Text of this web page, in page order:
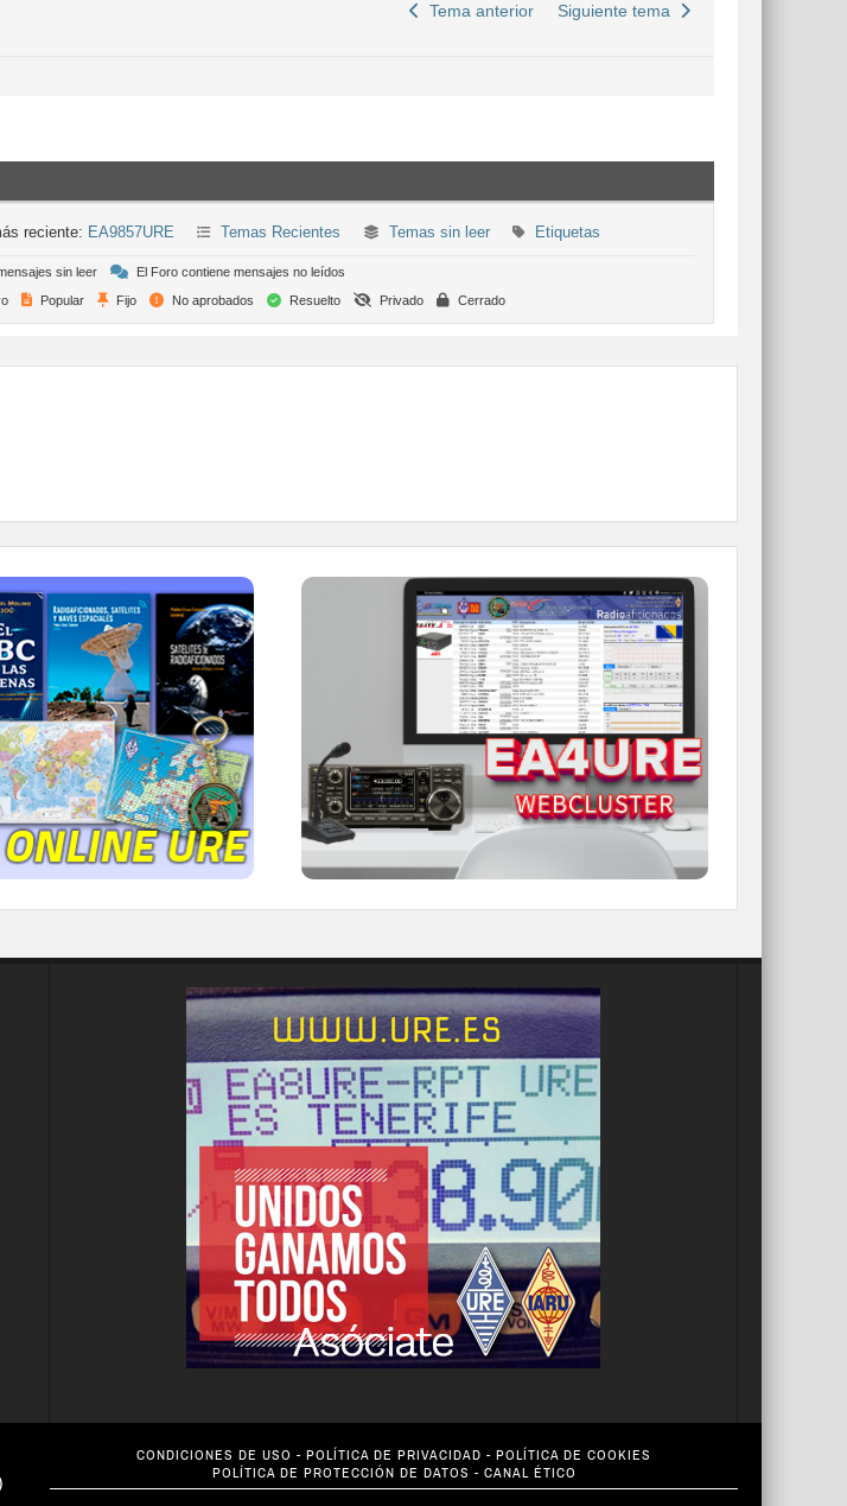
Tema anterior Siguiente tema
reciente: EA9857URE Temas Recientes Temas sin leer Etiquetas
sin leer
El Foro contiene mensajes no leídos
Popular Fijo No aprobados Resuelto Privado Cerrado
ONLINE URE
mapas, polos, camisetas,
polares y mucho más...
DE URE
WEBCLUSTER EA4URE
Conoce el nuevo WebCluster de URE,
ahora con nuevos filtros e información y
compatible con GDURE
IR A WEBCLUSTER
CONDICIONES DE USO - POLÍTICA DE PRIVACIDAD - POLÍTICA DE COOKIES
POLÍTICA DE PROTECCIÓN DE DATOS - CANAL ÉTICO